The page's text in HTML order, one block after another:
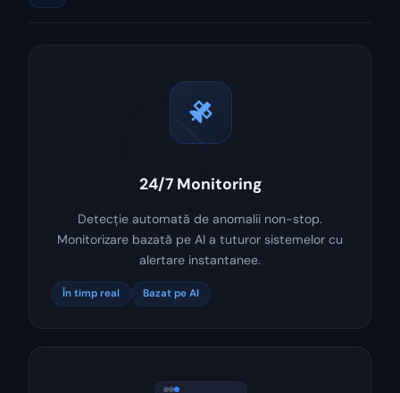
24/7 Monitoring
Detecție automată de anomalii non-stop.
Monitorizare bazată pe AI a tuturor sistemelor cu
alertare instantanee.
În timp real Bazat pe AI